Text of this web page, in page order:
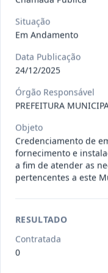
027-2026-
Dispensa
Data :29/07/2026
026-2026-
DL
Dispensa
Situação
Em Andamento
Data Publicação
24/12/2025
Órgão Responsável
PREFEITURA
Objeto
Credenciamento de
fornecimento e
a fim de atender as
pertencentes a este
RESULTADO
Contratada
0